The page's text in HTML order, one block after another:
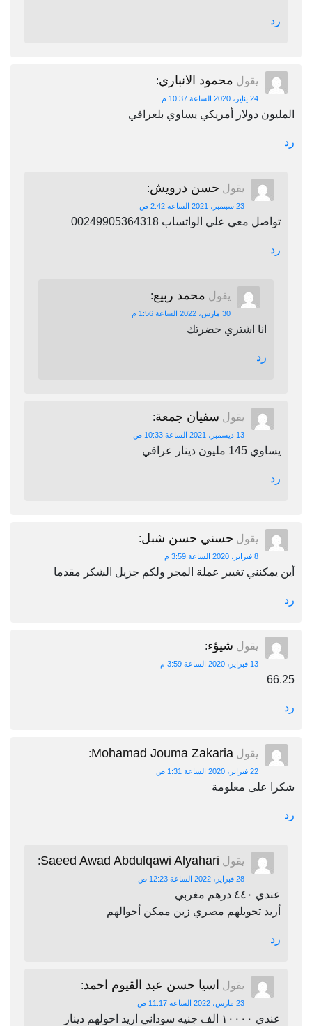
رد
يقول محمود الانباري:
24 يناير، 2020 الساعة 10:37 م
المليون دولار أمريكي يساوي بلعراقي
رد
يقول حسن درويش:
23 سبتمبر، 2021 الساعة 2:42 ص
تواصل معي علي الواتساب 00249905364318
رد
يقول محمد ربيع:
30 مارس، 2022 الساعة 1:56 م
انا اشتري حضرتك
رد
يقول سفيان جمعة:
13 ديسمبر، 2021 الساعة 10:33 ص
يساوي 145 مليون دينار عراقي
رد
يقول حسني حسن شبل:
8 فبراير، 2020 الساعة 3:59 م
أين يمكنني تغيير عملة المجر ولكم جزيل الشكر مقدما
رد
يقول شيؤء:
13 فبراير، 2020 الساعة 3:59 م
66.25
رد
يقول Mohamad Jouma Zakaria
:
22 فبراير، 2020 الساعة 1:31 ص
شكرا على معلومة
رد
يقول Saeed Awad Abdulqawi Alyahari
:
28 فبراير، 2022 الساعة 12:23 ص
عندي ٤٤٠ درهم مغربي
أريد تحويلهم مصري زين ممكن أحوالهم
رد
يقول اسيا حسن عبد القيوم احمد:
23 مارس، 2022 الساعة 11:17 ص
عندي ١٠٠٠٠ الف جنيه سوداني اريد احولهم دينار